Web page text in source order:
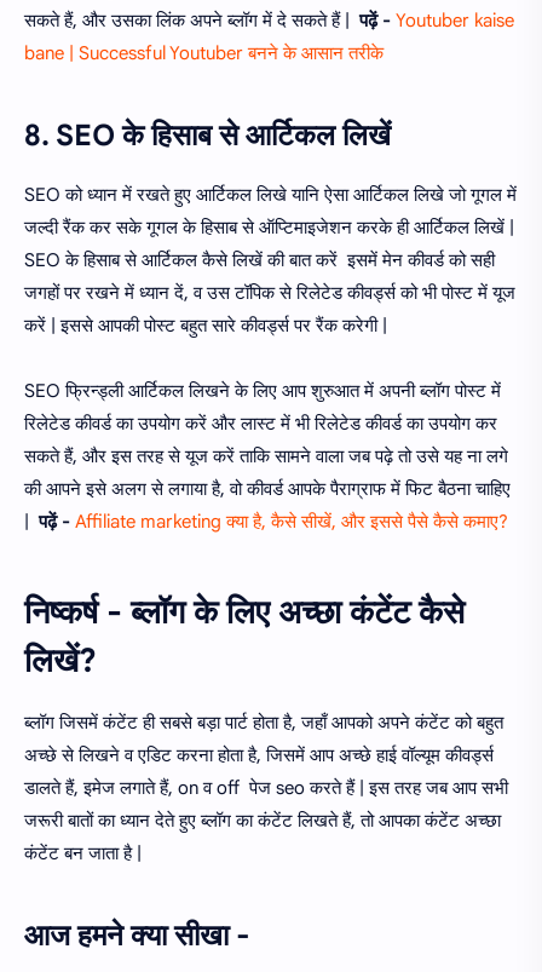
सकते हैं, और उसका लिंक अपने ब्लॉग में दे सकते हैं |पढ़ें - Youtuber kaise
bane | Successful Youtuber बनने के आसान तरीके
8. SEO के हिसाब से आर्टिकल लिखें
SEO को ध्यान में रखते हुए आर्टिकल लिखे यानि ऐसा आर्टिकल लिखे जो गूगल में
जल्दी रैंक कर सके गूगल के हिसाब से ऑप्टिमाइजेशन करके ही आर्टिकल लिखें |
SEO के हिसाब से आर्टिकल कैसे लिखें की बात करें इसमें मेन कीवर्ड को सही
जगहों पर रखने में ध्यान दें, व उस टॉपिक से रिलेटेड कीवर्ड्स को भी पोस्ट में यूज
करें | इससे आपकी पोस्ट बहुत सारे कीवर्ड्स पर रैंक करेगी |
SEO फ्रिन्ड्ली आर्टिकल लिखने के लिए आप शुरुआत में अपनी ब्लॉग पोस्ट में
रिलेटेड कीवर्ड का उपयोग करें और लास्ट में भी रिलेटेड कीवर्ड का उपयोग कर
सकते हैं, और इस तरह से यूज करें ताकि सामने वाला जब पढ़े तो उसे यह ना लगे
की आपने इसे अलग से लगाया है, वो कीवर्ड आपके पैराग्राफ में फिट बैठना चाहिए
|पढ़ें - Affiliate marketing क्या है, कैसे सीखें, और इससे पैसे कैसे कमाए?
निष्कर्ष - ब्लॉग के लिए अच्छा कंटेंट कैसे
लिखें?
ब्लॉग जिसमें कंटेंट ही सबसे बड़ा पार्ट होता है, जहाँ आपको अपने कंटेंट को बहुत
अच्छे से लिखने व एडिट करना होता है, जिसमें आप अच्छे हाई वॉल्यूम कीवर्ड्स
डालते हैं, इमेज लगाते हैं, on व off पेज seo करते हैं | इस तरह जब आप सभी
जरूरी बातों का ध्यान देते हुए ब्लॉग का कंटेंट लिखते हैं, तो आपका कंटेंट अच्छा
कंटेंट बन जाता है |
आज हमने क्या सीखा -